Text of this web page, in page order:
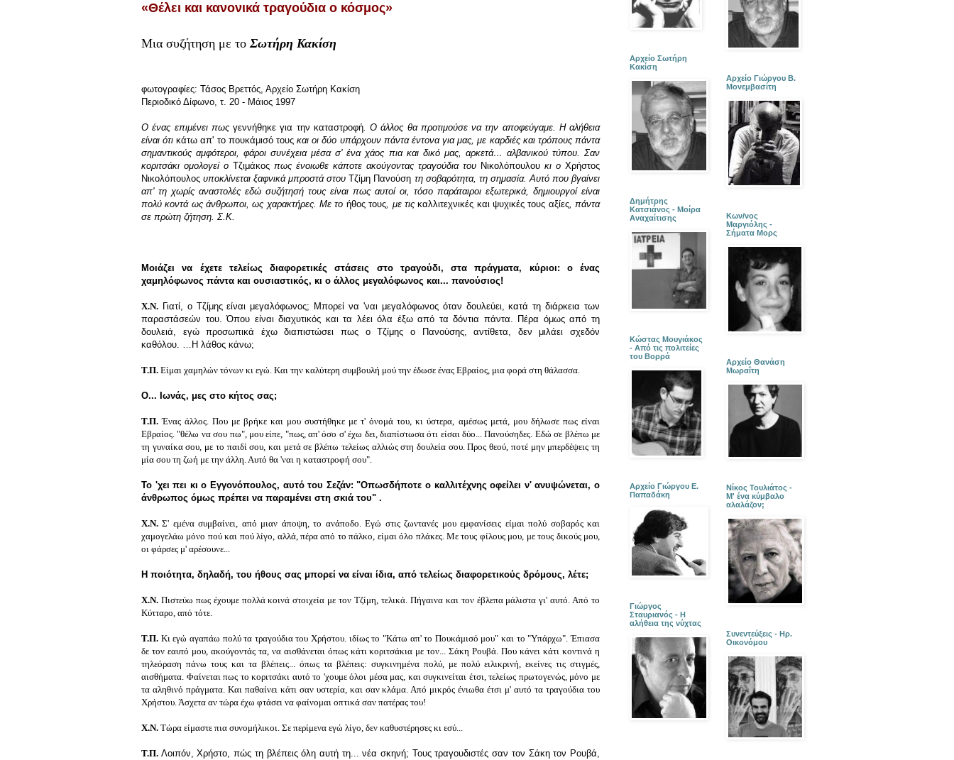
«Θέλει και κανονικά τραγούδια ο κόσμος»
Μια συζήτηση με τοΣωτήρη Κακίση
φωτογραφίες: Τάσος Βρεττός, Αρχείο Σωτήρη Κακίση
Περιοδικό Δίφωνο, τ. 20 - Μάιος 1997
Ο ένας επιμένει πως γεννήθηκε για την καταστροφή. Ο άλλος θα προτιμούσε να την αποφεύγαμε. Η αλήθεια
είναι ότικάτω απ' το πουκάμισό τουςκαι οι δύο υπάρχουν πάντα έντονα για μας, με καρδιές και τρόπους πάντα
σημαντικούς αμφότεροι, φάροι συνέχεια μέσα σ' ένα χάος πια και δικό μας, αρκετά… αλβανικού τύπου. Σαν
κοριτσάκι ομολογεί ο Τζιμάκος πως ένοιωθε κάποτε ακούγοντας τραγούδια του Νικολόπουλου κι ο Χρήστος
Νικολόπουλος υποκλίνεται ξαφνικά μπροστά στουΤζίμη Πανούση τη σοβαρότητα, τη σημασία. Αυτό που βγαίνει
απ' τη χωρίς αναστολές εδώ συζήτησή τους είναι πως αυτοί οι, τόσο παράταιροι εξωτερικά, δημιουργοί είναι
πολύ κοντά ως άνθρωποι, ως χαρακτήρες. Με το ήθος τους, με τιςκαλλιτεχνικές και ψυχικές τους αξίες, πάντα
σε πρώτη ζήτηση. Σ.Κ.
Μοιάζει να έχετε τελείως διαφορετικές στάσεις στο τραγούδι, στα πράγματα, κύριοι: ο ένας
χαμηλόφωνος πάντα και ουσιαστικός, κι ο άλλος μεγαλόφωνος και... πανούσιος!
Χ.Ν. Γιατί, ο Τζίμης είναι μεγαλόφωνος; Μπορεί να 'ναι μεγαλόφωνος όταν δουλεύει, κατά τη διάρκεια των
παραστάσεών του. Όπου είναι διαχυτικός και τα λέει όλα έξω από τα δόντια πάντα. Πέρα όμως από τη
δουλειά, εγώ προσωπικά έχω διαπιστώσει πως ο Tζίμης ο Πανούσης, αντίθετα, δεν μιλάει σχεδόν
καθόλου. … Η λάθος κάνω;
T.Π. Είμαι χαμηλών τόνων κι εγώ. Και την καλύτερη συμβουλή μού την έδωσε ένας Εβραίος, μια φορά στη θάλασσα.
Ο... Ιωνάς, μες στο κήτος σας;
Τ.Π. Ένας άλλος. Που με βρήκε και μου συστήθηκε με τ' όνομά του, κι ύστερα, αμέσως μετά, μου δήλωσε πως είναι
Εβραίος. "θέλω να σου πω", μου είπε, "πως, απ' όσο σ' έχω δει, διαπίστωσα ότι είσαι δύο... Πανούσηδες. Εδώ σε βλέπω με
τη γυναίκα σου, με το παιδί σου, και μετά σε βλέπω τελείως αλλιώς στη δουλεία σου. Προς θεού, ποτέ μην μπερδέψεις τη
μία σου τη ζωή με την άλλη. Αυτό θα 'ναι η καταστροφή σου".
Το 'χει πει κι ο Εγγονόπουλος, αυτό του Σεζάν: "Οπωσδήποτε ο καλλιτέχνης οφείλει ν' ανυψώνεται, ο
άνθρωπος όμως πρέπει να παραμένει στη σκιά του" .
Χ.Ν. Σ' εμένα συμβαίνει, από μιαν άποψη, το ανάποδο. Εγώ στις ζωντανές μου εμφανίσεις είμαι πολύ σοβαρός και
χαμογελάω μόνο πού και πού λίγο, αλλά, πέρα από το πάλκο, είμαι όλο πλάκες. Με τους φίλους μου, με τους δικούς μου,
οι φάρσες μ' αρέσουνε...
Η ποιότητα, δηλαδή, του ήθους σας μπορεί να είναι ίδια, από τελείως διαφορετικούς δρόμους, λέτε;
Χ.Ν. Πιστεύω πως έχουμε πολλά κοινά στοιχεία με τον Τζίμη, τελικά. Πήγαινα και τον έβλεπα μάλιστα γι' αυτό. Από το
Κύτταρο, από τότε.
Τ.Π. Κι εγώ αγαπάω πολύ τα τραγούδια του Χρήστου. ιδίως το "Κάτω απ' το Πουκάμισό μου" και το "Υπάρχω". Έπιασα
δε τον εαυτό μου, ακούγοντάς τα, να αισθάνεται όπως κάτι κοριτσάκια με τον...Σάκη Ρουβά. Που κάνει κάτι κοντινά η
τηλεόραση πάνω τους και τα βλέπεις... όπως τα βλέπεις: συγκινημένα πολύ, με πολύ ειλικρινή, εκείνες τις στιγμές,
αισθήματα. Φαίνεται πως το κοριτσάκι αυτό το 'χουμε όλοι μέσα μας, και συγκινείται έτσι, τελείως πρωτογενώς, μόνο με
τα αληθινό πράγματα. Και παθαίνει κάτι σαν υστερία, και σαν κλάμα. Από μικρός ένιωθα έτσι μ' αυτό τα τραγούδια του
Χρήστου. Άσχετα αν τώρα έχω φτάσει να φαίνομαι οπτικά σαν πατέρας του!
Χ.Ν. Τώρα είμαστε πια συνομήλικοι. Σε περίμενα εγώ λίγο, δεν καθυστέρησες κι εσύ...
Τ.Π. Λοιπόν, Χρήστο, πώς τη βλέπεις όλη αυτή τη... νέα σκηνή; Τους τραγουδιστές σαν τον Σάκη τον Ρουβά,
Αρχείο Σωτήρη
Κακίση
Δημήτρης
Κατσιάνος - Μοίρα
Αναχαίτισης
Κώστας Μουγιάκος
- Από τις πολιτείες
του Βορρά
Αρχείο Γιώργου Ε.
Παπαδάκη
Γιώργος
Σταυριανός - Η
αλήθεια της νύχτας
Αρχείο Γιώργου Β.
Μονεμβασίτη
Κων/νος
Μαργιόλης -
Σήματα Μορς
Αρχείο Θανάση
Μωραΐτη
Νίκος Τουλιάτος -
Μ' ένα κύμβαλο
αλαλάζον;
Συνεντεύξεις - Ηρ.
Οικονόμου